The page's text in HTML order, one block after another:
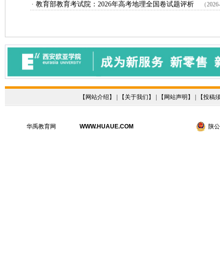
· 教育部教育考试院：2026年高考地理全国卷试题评析 （
【 网站介绍 】 | 【 关于我们 】 | 【 网站声明 】 | 【投稿
华禹教育网 WWW.HUAUE.COM 陕